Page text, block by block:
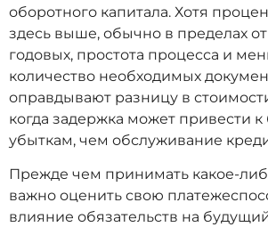
оборотного капитала. Хотя
здесь выше, обычно в пределах от
годовых, простота процесса и
количество необходимых
оправдывают разницу в
когда задержка может привести
убыткам, чем обслуживание
Прежде чем принимать какое-
важно оценить свою
влияние обязательств на